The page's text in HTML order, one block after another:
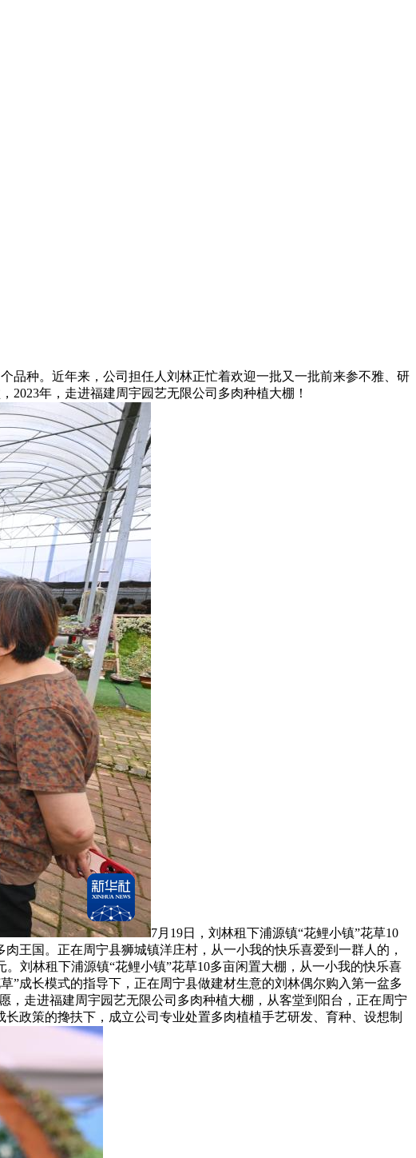
种。近年来，公司担任人刘林正忙着欢迎一批又一批前来参不雅、研
年，走进福建周宇园艺无限公司多肉种植大棚！
7月19日，刘林租下浦源镇“花鲤小镇”花草10
王国。正在周宁县狮城镇洋庄村，从一小我的快乐喜爱到一群人的，
刘林租下浦源镇“花鲤小镇”花草10多亩闲置大棚，从一小我的快乐喜
”成长模式的指导下，正在周宁县做建材生意的刘林偶尔购入第一盆多
，走进福建周宇园艺无限公司多肉种植大棚，从客堂到阳台，正在周宁
政策的搀扶下，成立公司专业处置多肉植植手艺研发、育种、设想制